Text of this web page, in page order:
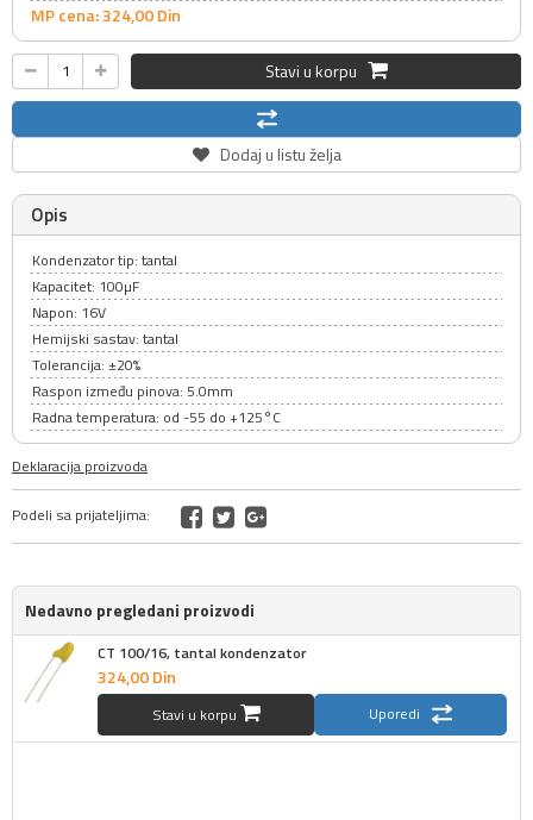
MP cena: 324,00Din
Stavi u korpu
Dodaj u listu želja
Opis
Kondenzator tip: tantal
Kapacitet: 100µF
Napon: 16V
Hemijski sastav: tantal
Tolerancija: ±20%
Raspon između pinova: 5.0mm
Radna temperatura: od -55 do +125°C
Deklaracija proizvoda
Podeli sa prijateljima:
Nedavno pregledani proizvodi
CT 100/16, tantal kondenzator
324,00Din
Stavi u korpu Uporedi